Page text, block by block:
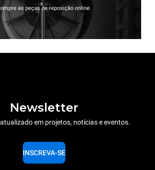
as peças de reposição online.
Newsletter
em projetos, notícias e eventos.
INSCREVA-SE